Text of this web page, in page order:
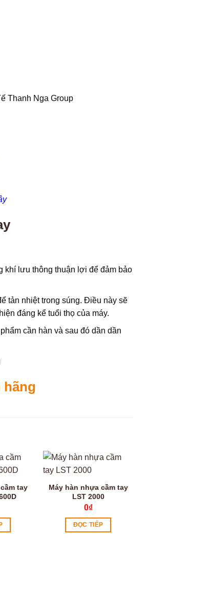
Thanh Nga Group
khí lưu thông thuận lợi để đảm bảo
tản nhiệt trong súng. Điều này sẽ
đáng kể tuổi thọ của máy.
cần hàn và sau đó dần dần
tay
Máy hàn nhựa cầm tay
LST 2000
0₫
ĐỌC TIẾP